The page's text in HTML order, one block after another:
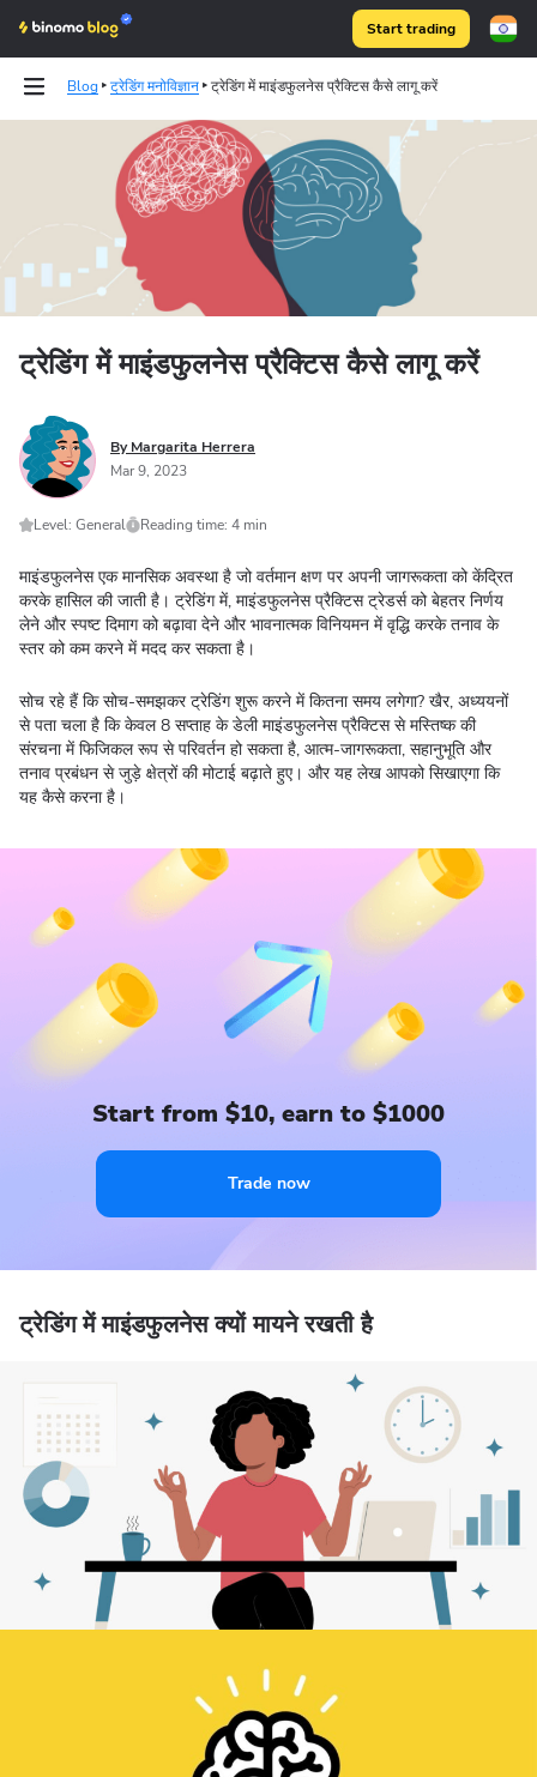
Start trading
Blog ट्रेडिंग मनोविज्ञान ट्रेडिंग में माइंडफुलनेस प्रैक्टिस कैसे लागू करें
Binomo on Telegram
ट्रेडिंग में माइंडफुलनेस प्रैक्टिस कैसे लागू करें
By Margarita Herrera
Mar 9, 2023
Level: General Reading time: 4 min
माइंडफुलनेस एक मानसिक अवस्था है जो वर्तमान क्षण पर अपनी जागरूकता को केंद्रित
करके हासिल की जाती है। ट्रेडिंग में, माइंडफुलनेस प्रैक्टिस ट्रेडर्स को बेहतर निर्णय
लेने और स्पष्ट दिमाग को बढ़ावा देने और भावनात्मक विनियमन में वृद्धि करके तनाव के
स्तर को कम करने में मदद कर सकता है।
सोच रहे हैं कि सोच-समझकर ट्रेडिंग शुरू करने में कितना समय लगेगा? खैर, अध्ययनों
से पता चला है कि केवल 8 सप्ताह के डेली माइंडफुलनेस प्रैक्टिस से मस्तिष्क की
संरचना में फिजिकल रूप से परिवर्तन हो सकता है, आत्म-जागरूकता, सहानुभूति और
तनाव प्रबंधन से जुड़े क्षेत्रों की मोटाई बढ़ाते हुए। और यह लेख आपको सिखाएगा कि
यह कैसे करना है।
Start from $10, earn to $1000
Trade now
ट्रेडिंग में माइंडफुलनेस क्यों मायने रखती है